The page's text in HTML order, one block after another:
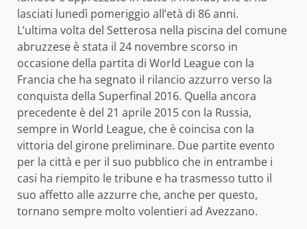
lasciati lunedì pomeriggio all’età di 86 anni.
L’ultima volta del Setterosa nella piscina del comune
abruzzese è stata il 24 novembre scorso in
occasione della partita di World League con la
Francia che ha segnato il rilancio azzurro verso la
conquista della Superfinal 2016. Quella ancora
precedente è del 21 aprile 2015 con la Russia,
sempre in World League, che è coincisa con la
vittoria del girone preliminare. Due partite evento
per la città e per il suo pubblico che in entrambe i
casi ha riempito le tribune e ha trasmesso tutto il
suo affetto alle azzurre che, anche per questo,
tornano sempre molto volentieri ad Avezzano.